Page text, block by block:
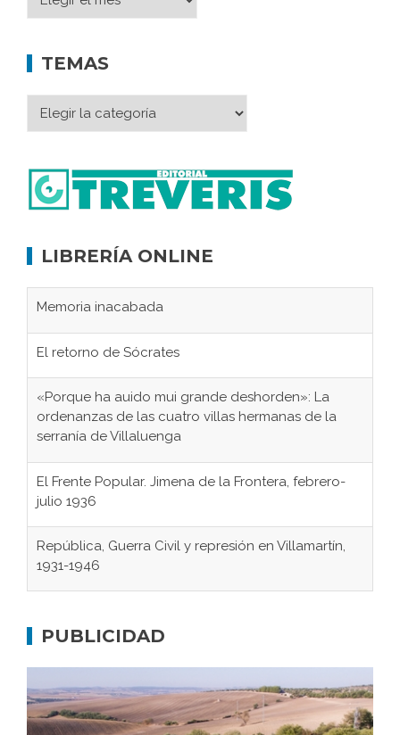
TEMAS
LIBRERÍA ONLINE
Memoria inacabada
El retorno de Sócrates
«Porque ha auido mui grande deshorden»: La
ordenanzas de las cuatro villas hermanas de la
serranía de Villaluenga
El Frente Popular. Jimena de la Frontera, febrero-
julio 1936
República, Guerra Civil y represión en Villamartín,
1931-1946
concentración nazis
Bornos
PUBLICIDAD